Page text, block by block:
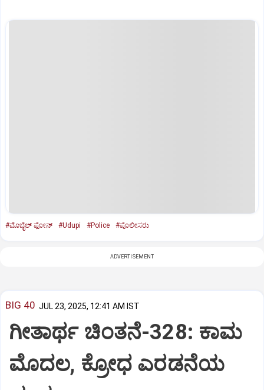
#ಮೊಬೈಲ್‌ ಫೋನ್‌ #Udupi #Police #ಪೊಲೀಸರು
ADVERTISEMENT
BIG 40 JUL 23, 2025, 12:41 AM IST
ಗೀತಾರ್ಥ ಚಿಂತನೆ-328: ಕಾಮ
ಮೊದಲ, ಕ್ರೋಧ ಎರಡನೆಯ